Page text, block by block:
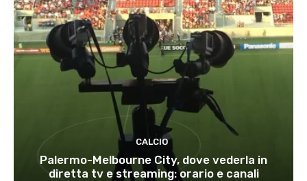
CALCIO
Palermo-Melbourne City, dove vederla in
diretta tv e streaming: orario e canali